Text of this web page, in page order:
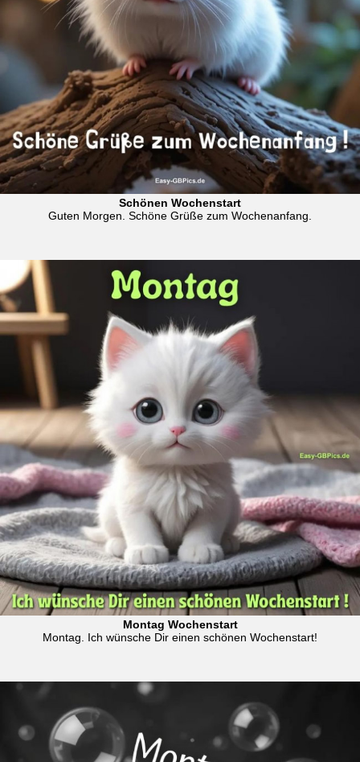
Schönen Wochenstart
Guten Morgen. Schöne Grüße zum Wochenanfang.
Montag Wochenstart
Montag. Ich wünsche Dir einen schönen Wochenstart!